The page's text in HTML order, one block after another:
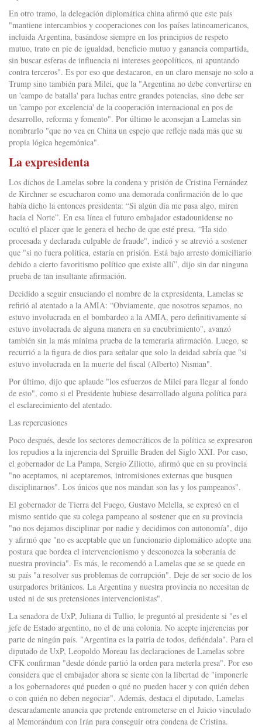
En otro tramo, la delegación diplomática china afirmó que este país
"mantiene intercambios y cooperaciones con los países latinoamericanos,
incluida Argentina, basándose siempre en los principios de respeto
mutuo, trato en pie de igualdad, beneficio mutuo y ganancia compartida,
sin buscar esferas de influencia ni intereses geopolíticos, ni apuntando
contra terceros". Es por eso que destacaron, en un claro mensaje no solo a
Trump sino también para Milei, que la "Argentina no debe convertirse en
un 'campo de batalla' para luchas entre grandes potencias, sino debe ser
un 'campo por excelencia' de la cooperación internacional en pos de
desarrollo, reforma y fomento". Por último le aconsejan a Lamelas sin
nombrarlo "que no vea en China un espejo que refleje nada más que su
propia lógica hegemónica".
La expresidenta
Los dichos de Lamelas sobre la condena y prisión de Cristina Fernández
de Kirchner se escucharon como una demorada confirmación de lo que
había dicho la entonces presidenta: “Si algún día me pasa algo, miren
hacia el Norte”. En esa línea el futuro embajador estadounidense no
ocultó el placer que le genera el hecho de que esté presa. “Ha sido
procesada y declarada culpable de fraude", indicó y se atrevió a sostener
que "si no fuera política, estaría en prisión. Está bajo arresto domiciliario
debido a cierto favoritismo político que existe allí”, dijo sin dar ninguna
prueba de tan insultante afirmación.
Decidido a seguir ensuciando el nombre de la expresidenta, Lamelas se
refirió al atentado a la AMIA: “Obviamente, que nosotros sepamos, no
estuvo involucrada en el bombardeo a la AMIA, pero definitivamente sí
estuvo involucrada de alguna manera en su encubrimiento", avanzó
también sin la más mínima prueba de la temeraria afirmación. Luego, se
recurrió a la figura de dios para señalar que solo la deidad sabría que "si
estuvo involucrada en la muerte del fiscal (Alberto) Nisman".
Por último, dijo que aplaude "los esfuerzos de Milei para llegar al fondo
de esto", como si el Presidente hubiese desarrollado alguna política para
el esclarecimiento del atentado.
Las repercusiones
Poco después, desde los sectores democráticos de la política se expresaron
los repudios a la injerencia del Spruille Braden del Siglo XXI. Por caso,
el gobernador de La Pampa, Sergio Ziliotto, afirmó que en su provincia
"no aceptamos, ni aceptaremos, intromisiones externas que busquen
disciplinarnos". Los únicos que nos mandan son las y los pampeanos".
El gobernador de Tierra del Fuego, Gustavo Melella, se expresó en el
mismo sentido que su colega pampeano al sostener que en su provincia
"no nos dejamos disciplinar por nadie y decidimos con autonomía", dijo
y afirmó que "no es aceptable que un funcionario diplomático adopte una
postura que bordea el intervencionismo y desconozca la soberanía de
nuestra provincia". Es más, le recomendó a Lamelas que se se quede en
su país "a resolver sus problemas de corrupción". Deje de ser socio de los
usurpadores británicos. La Argentina y nuestra provincia no necesitan de
usted ni de sus pretensiones intervencionistas".
La senadora de UxP, Juliana di Tullio, le preguntó al presidente si "es el
jefe de Estado argentino, no el de una colonia. No acepte injerencias por
parte de ningún país. "Argentina es la patria de todos, defiéndala". Para el
diputado de UxP, Leopoldo Moreau las declaraciones de Lamelas sobre
CFK confirman "desde dónde partió la orden para meterla presa". Por eso
considera que el embajador ahora se siente con la libertad de "imponerle
a los gobernadores qué pueden o qué no pueden hacer y con quién deben
o con quién no deben negociar". Además, destaca el diputado, Lamelas
descaradamente anuncia que pretende entrometerse en el Juicio vinculado
al Memorándum con Irán para conseguir otra condena de Cristina.